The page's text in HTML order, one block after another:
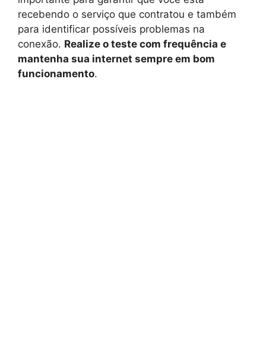
recebendo o serviço que contratou e também
para identificar possíveis problemas na
conexão. Realize o teste com frequência e
mantenha sua internet sempre em bom
funcionamento.